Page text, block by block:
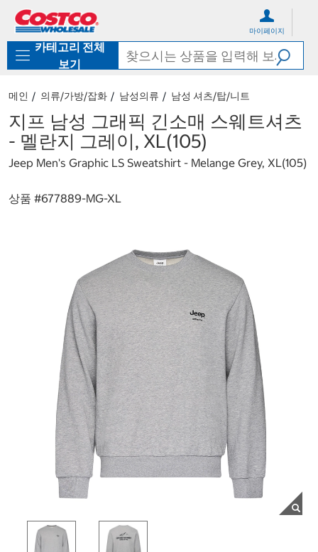
로
기
가
마이페이지
카테고리 전체
보기
메인 의류/가방/잡화 남성의류 남성 셔츠/탑/니트
지프 남성 그래픽 긴소매 스웨트셔츠
- 멜란지 그레이, XL(105)
Jeep Men's Graphic LS Sweatshirt - Melange Grey, XL(105)
상품 #677889-MG-XL